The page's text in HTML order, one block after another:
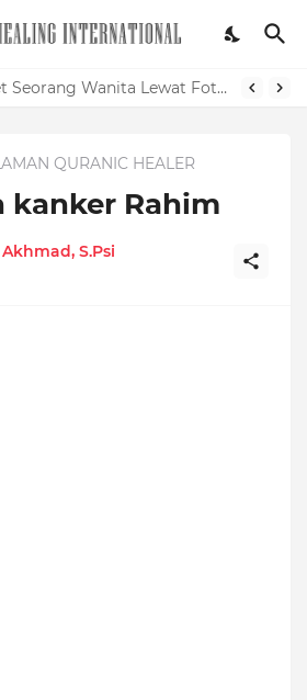
Mudahnya Memelet Seorang Wanita Lewat Foto di Facebook
QURANIC HEALER
kanker Rahim
S.Psi